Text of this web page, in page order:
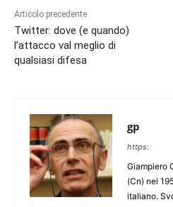
Articolo precedente
Twitter: dove (e quando)
l’attacco val meglio di
qualsiasi difesa
gp
https:
Giampiero
(Cn) nel
italiano.